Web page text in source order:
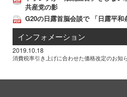
共産党の影
G20の日露首脳会談で 「日露平和
インフォメーション
2019.10.18
消費税率引き上げに合わせた価格改定のお知